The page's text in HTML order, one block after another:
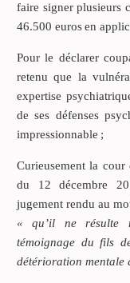
faire signer plusieurs
46.500 euros en
Pour le déclarer
retenu que la
expertise
de ses défenses
impressionnable ;
Curieusement la cour
du 12 décembre
jugement rendu au
« qu’il ne résulte
témoignage du fils
détérioration mentale